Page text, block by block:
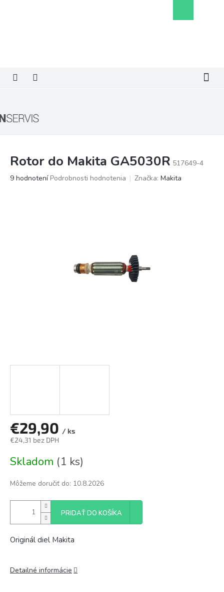
košík
Rotor do Makita GA5030R 517649-4
Priemerné
9 hodnotení Podrobnosti hodnotenia Značka: Makita
€29,90 / ks
€24,31 bez DPH
cena:
Skladom (1 ks)
Môžeme doručiť do: 10.8.2026
PRIDAŤ DO KOŠÍKA
Originál diel Makita
Detailné informácie